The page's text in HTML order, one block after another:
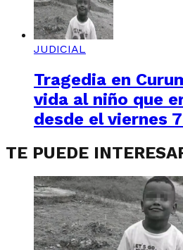
JUDICIAL
Tragedia en
vida al niño que
desde el viernes
TE PUEDE